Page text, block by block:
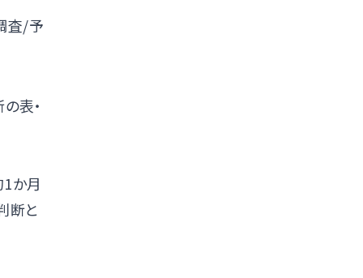
査/予
表・
か月
断と